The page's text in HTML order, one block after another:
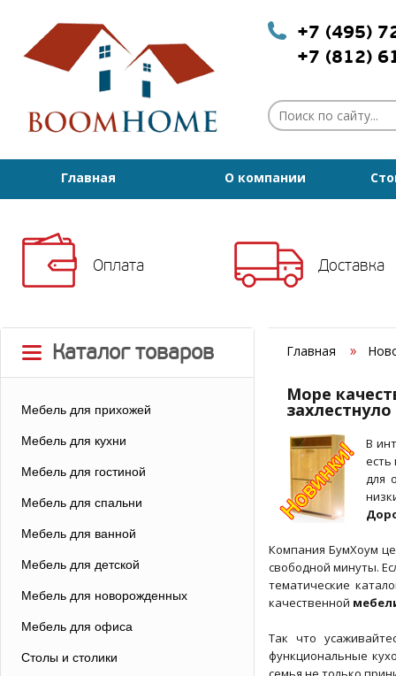
+7 (495)
+7 (812)
Главная О компании
Оплата Доставка
Каталог товаров
Мебель для прихожей
Мебель для кухни
Мебель для гостиной
Мебель для спальни
Мебель для ванной
Мебель для детской
Мебель для новорожденных
Мебель для офиса
Столы и столики
Главная
Море
В
для
Компания БумХоум
свободной минуты.
тематические
качественной
Так что
функциональные